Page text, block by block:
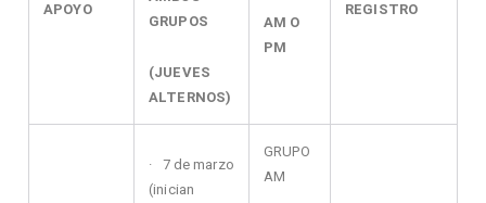
APOYO
GRUPOS
(JUEVES
ALTERNOS)
AM O
PM
REGISTRO
· 7 de marzo
(inician
GRUPO
AM